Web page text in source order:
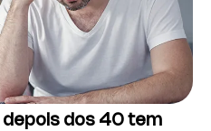
depois dos 40 tem